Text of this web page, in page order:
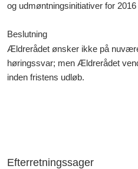
og udmøntningsinitiativer for
Beslutning
Ældrerådet ønsker ikke på
høringssvar; men Ældrerådet
inden fristens udløb.
Efterretningssager